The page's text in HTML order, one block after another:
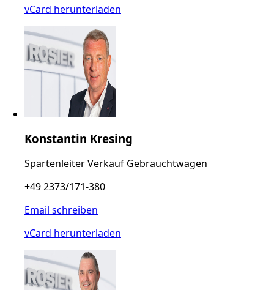
vCard herunterladen
Konstantin Kresing
Spartenleiter Verkauf Gebrauchtwagen
+49 2373/171-380
Email schreiben
vCard herunterladen